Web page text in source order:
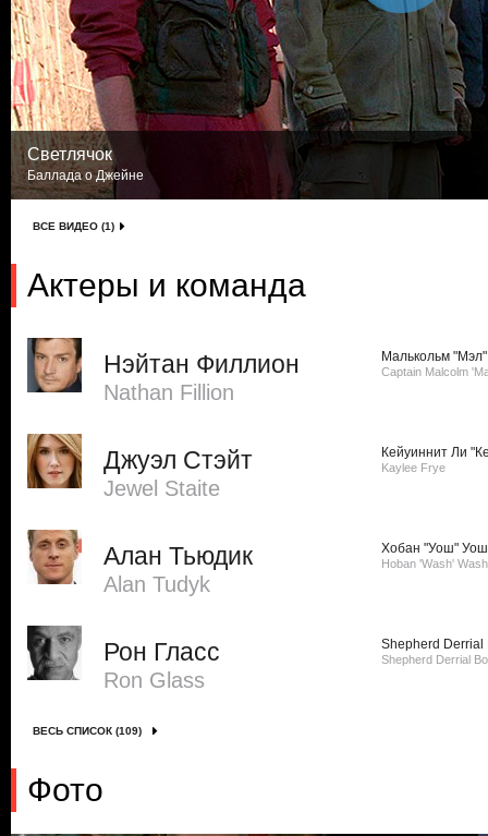
Светлячок
Баллада о Джейне
ВСЕ ВИДЕО (1)
Актеры и команда
Нэйтан Филлион
Nathan Fillion
Малькольм
Captain Malcolm
Джуэл Стэйт
Jewel Staite
Кейуиннит Ли
Kaylee Frye
Алан Тьюдик
Alan Tudyk
Хобан "Уош"
Hoban 'Wash'
Рон Гласс
Ron Glass
Shepherd Derrial
Shepherd Derrial
ВЕСЬ СПИСОК (109)
Фото